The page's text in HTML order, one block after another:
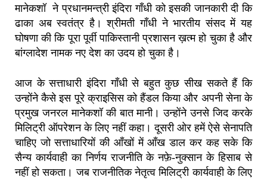
मानेकशॉ ने प्रधानमन्त्री इंदिरा गाँधी को इसकी जानकारी दी कि
ढाका अब स्वतंत्र है। श्रीमती गाँधी ने भारतीय संसद में यह
घोषणा की कि पूरा पूर्वी पाकिस्तानी प्रशासन ख़त्म हो चुका है और
बांग्लादेश नामक नए देश का उदय हो चुका है।
आज के सत्ताधारी इंदिरा गाँधी से बहुत कुछ सीख सकते हैं कि
उन्होंने कैसे इस पूरे क्राइसिस को हैंडल किया और अपनी सेना के
प्रमुख जनरल मानेकशॉ की बात मानी। उन्होंने उनसे जिद करके
मिलिट्री ऑपरेशन के लिए नहीं कहा। दूसरी ओर हमें ऐसे सेनापति
चाहिए जो सत्ताधारियों की आँखों में आँख डाल कर कह सके कि
सैन्य कार्यवाही का निर्णय राजनीति के नफ़े-नुक्सान के हिसाब से
नहीं हो सकता। जब राजनीतिक नेतृत्व मिलिट्री कार्यवाही के लिए